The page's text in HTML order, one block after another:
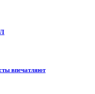
впечатляют